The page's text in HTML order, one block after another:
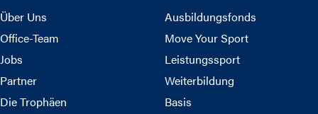
Über Uns
Office-Team
Jobs
Partner
Die Trophäen
Ausbildungsfonds
Move Your Sport
Leistungssport
Weiterbildung
Basis